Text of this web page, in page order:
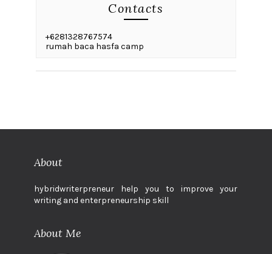
Contacts
+6281328767574
rumah baca hasfa camp
About
hybridwriterpreneur help you to improve your
writing and enterpreneurship skill
About Me